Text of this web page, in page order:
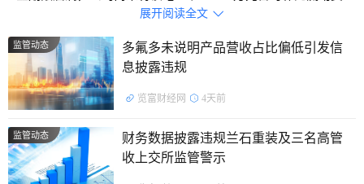
金的募集资金归还至募集资金专用账户。
处罚决定如下：
对苏州瀚川智能科技股份有限公司及时任董事长兼总经理
公开资料显示，瀚川智能从事汽车电子、医疗健康、新能
源电池等行业智能制造装备的研发、设计、生产、销售及服
展开阅读全文 
监管动态
多氟多未说明产品营收占比偏低引发信
息披露违规
览富财经网 4天前
监管动态
财务数据披露违规兰石重装及三名高管
收上交所监管警示